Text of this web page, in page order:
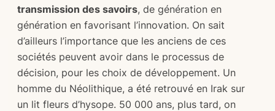
transmission des savoirs, de génération en
génération en favorisant l’innovation. On sait
d’ailleurs l’importance que les anciens de ces
sociétés peuvent avoir dans le processus de
décision, pour les choix de développement. Un
homme du Néolithique, a été retrouvé en Irak sur
un lit fleurs d’hysope. 50 000 ans, plus tard, on